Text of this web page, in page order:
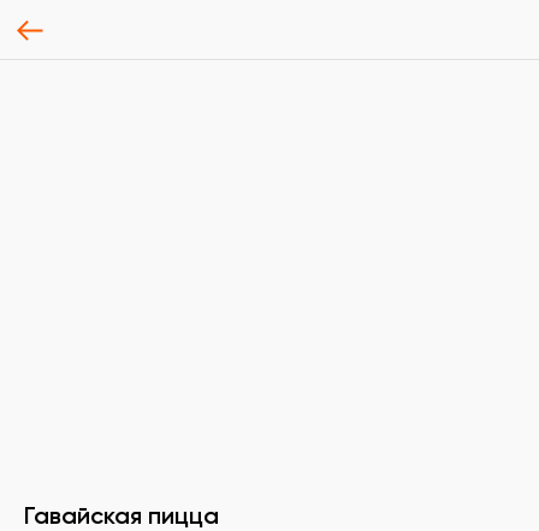
Гавайская пицца